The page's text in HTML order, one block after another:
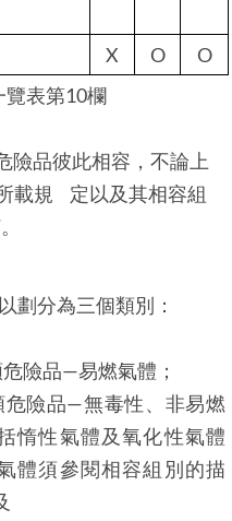
X O
O
表第10欄
險品彼此相容，不論上
載規 定以及其相容組
劃分為三個類別：
危險品—易燃氣體；
危險品—無毒性、非易燃
惰性氣體及氧化性氣體
體須參閱相容組別的描